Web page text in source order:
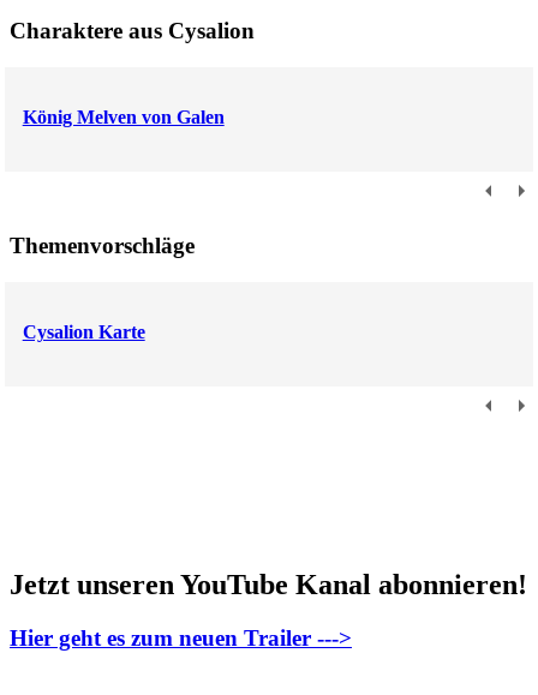
Charaktere aus Cysalion
König Melven von Galen
Themenvorschläge
Cysalion Karte
Jetzt unseren YouTube Kanal abonnieren!
Hier geht es zum neuen Trailer --->